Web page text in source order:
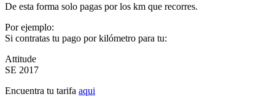
De esta forma solo pagas por los km que recorres.
Por ejemplo:
Si contratas tu pago por kilómetro para tu:
Attitude
SE 2017
Encuentra tu tarifa aqui